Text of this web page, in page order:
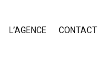
L’AGENCE CONTACT